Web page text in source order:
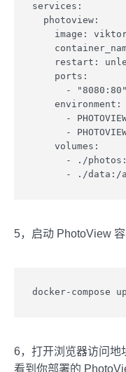
services:
  photoview:
image:
restart:
    ports:
      - "8080:80"
    environment:
-
-
    volumes:
- ./
- ./data:/
5，启动 PhotoView 容
docker-compose
6，打开浏览器访问地
看到你部署的